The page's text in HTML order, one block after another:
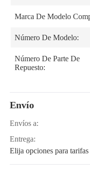
Marca De Modelo
Número De Modelo:
Número De Parte De
Repuesto:
Envío
Envíos a:
Entrega:
Elija opciones para